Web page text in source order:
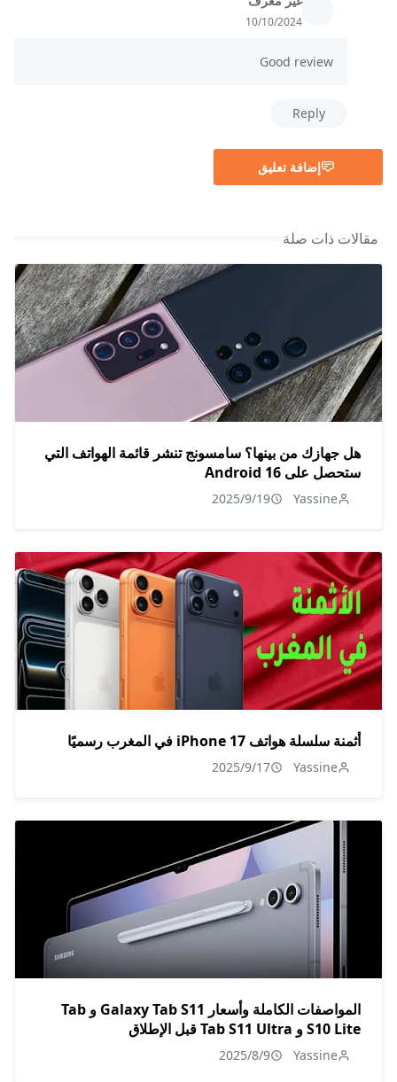
10/10/2024
Good review
Reply
إضافة تعليق
مقالات ذات صلة
هل جهازك من بينها؟ سامسونج تنشر قائمة الهواتف التي
ستحصل على Android 16
Yassine
2025/9/19
أثمنة سلسلة هواتف iPhone 17 في المغرب رسميًا
Yassine
2025/9/17
المواصفات الكاملة وأسعار Galaxy Tab S11 و Tab
S10 Lite و Tab S11 Ultra قبل الإطلاق
Yassine
2025/8/9